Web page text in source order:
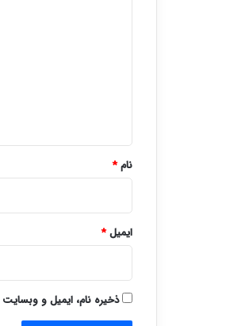
نام*
ایمیل*
ذخیره نام، ایمیل و